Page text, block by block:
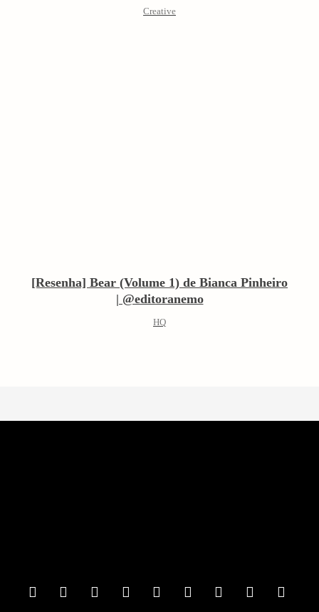
Creative
[Resenha] Bear (Volume 1) de Bianca Pinheiro
| @editoranemo
HQ